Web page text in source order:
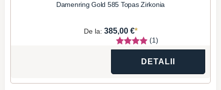
Damenring Gold 585 Topas Zirkonia
De la: 385,00 €*
(1)
DETALII